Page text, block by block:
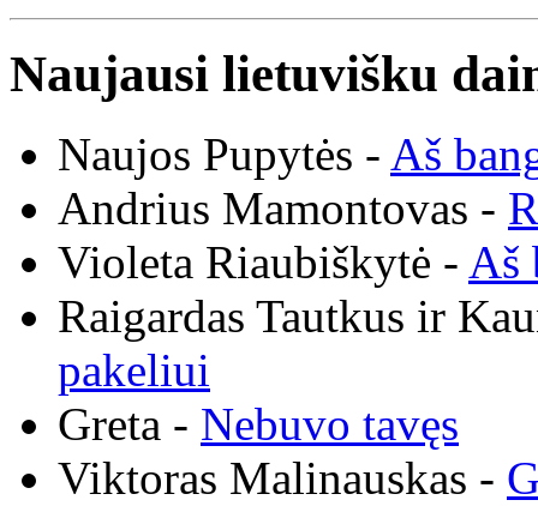
Naujausi lietuvišku
Naujos Pupytės - Aš
Andrius Mamontovas -
Violeta Riaubiškytė - Aš
Raigardas Tautkus ir
pakeliui
Greta - Nebuvo tavęs
Viktoras Malinauskas -